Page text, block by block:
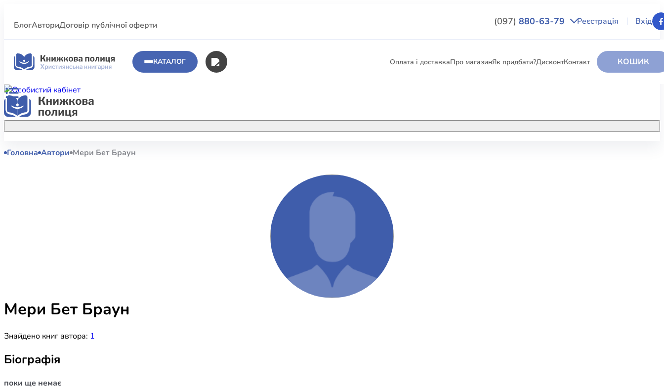
БлогАвториДоговір публічної оферти (097) 880-63-79 Реєстрація Вхід
КАТАЛОГ Оплата і доставкаПро магазинЯк придбати?ДисконтКонтакт КОШИК
Акційні пропозиції
полиці.
КНИГИ
Біблійне консультування
ЕЛЕКТРОННІ КНИГИ
КНИГА В КОМПЛЕКТІ
Головна Автори Мери Бет Браун
Мери Бет Браун
Знайдено книг автора: 1
Біографія
поки ще немає